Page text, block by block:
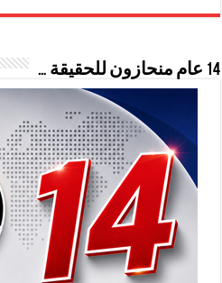
14 عام منحازون للحقيقة …